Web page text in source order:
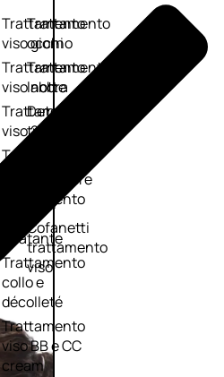
Trattamento
viso giorno
Trattamento
viso notte
Trattamento
viso 24 ore
Trattamento
Trattamento
idratante
Trattamento
collo e
décolleté
Trattamento
viso BB e CC
cream
Trattamento
occhi
Trattamento
labbra
Detergenti
trattanti
Maschere
Sieri
Cofanetti
trattamento
viso